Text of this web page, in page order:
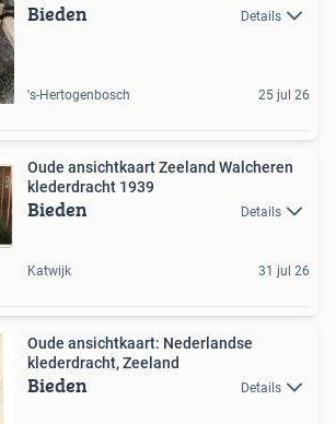
Bieden Details
's-Hertogenbosch 25 jul 26
Oude ansichtkaart Zeeland Walcheren
klederdracht 1939
Bieden Details
Katwijk 31 jul 26
Oude ansichtkaart: Nederlandse
klederdracht, Zeeland
Bieden Details